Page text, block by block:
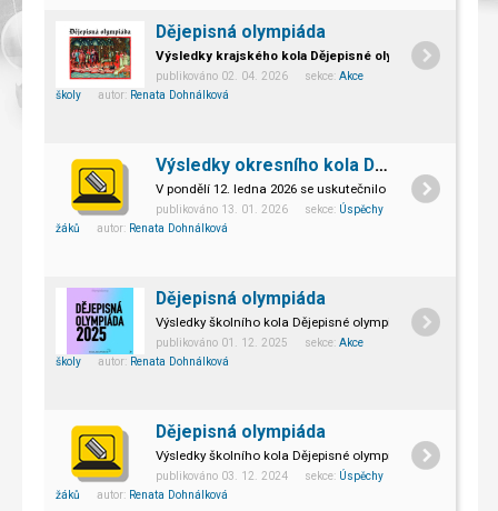
Dějepisná olympiáda
Výsledky krajského kola Dějepisné olympiády
publikováno 02. 04. 2026 sekce: Akce
školy autor: Renata Dohnálková
Výsledky okresního kola Dějepisné olympiády
V pondělí 12. ledna 2026 se uskutečnilo okresní kolo
publikováno 13. 01. 2026 sekce: Úspěchy
žáků autor: Renata Dohnálková
Dějepisná olympiáda
Výsledky školního kola Dějepisné olympiády
publikováno 01. 12. 2025 sekce: Akce
školy autor: Renata Dohnálková
Dějepisná olympiáda
Výsledky školního kola Dějepisné olympiády.
V úterý 3. prosince se konalo školní kolo Dějepisné
publikováno 03. 12. 2024 sekce: Úspěchy
žáků autor: Renata Dohnálková